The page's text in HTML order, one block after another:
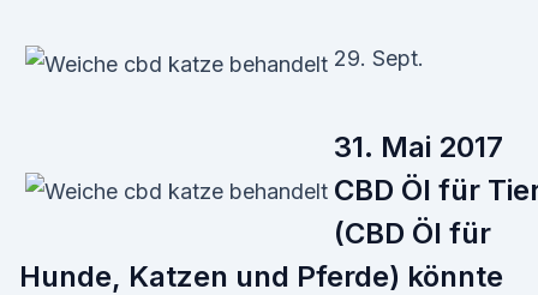
29. Sept.
31. Mai 2017
CBD Öl für
(CBD Öl für
Hunde, Katzen und Pferde) könnte